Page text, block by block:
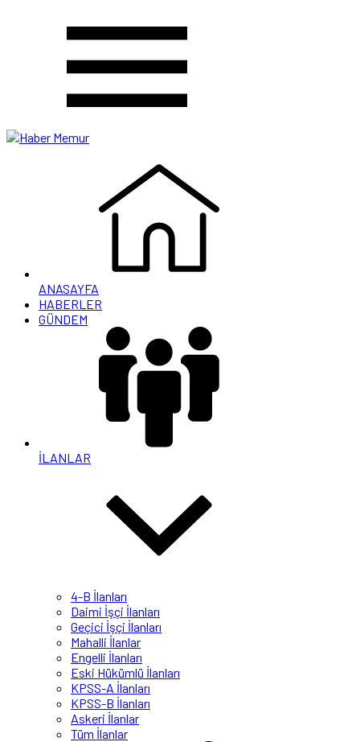
ANASAYFA
HABERLER
GÜNDEM
İLANLAR
4-B İlanları
Daimi İşçi İlanları
Geçici İşçi İlanları
Mahalli İlanlar
Engelli İlanları
Eski Hükümlü İlanları
KPSS-A İlanları
KPSS-B İlanları
Askeri İlanlar
Tüm İlanlar